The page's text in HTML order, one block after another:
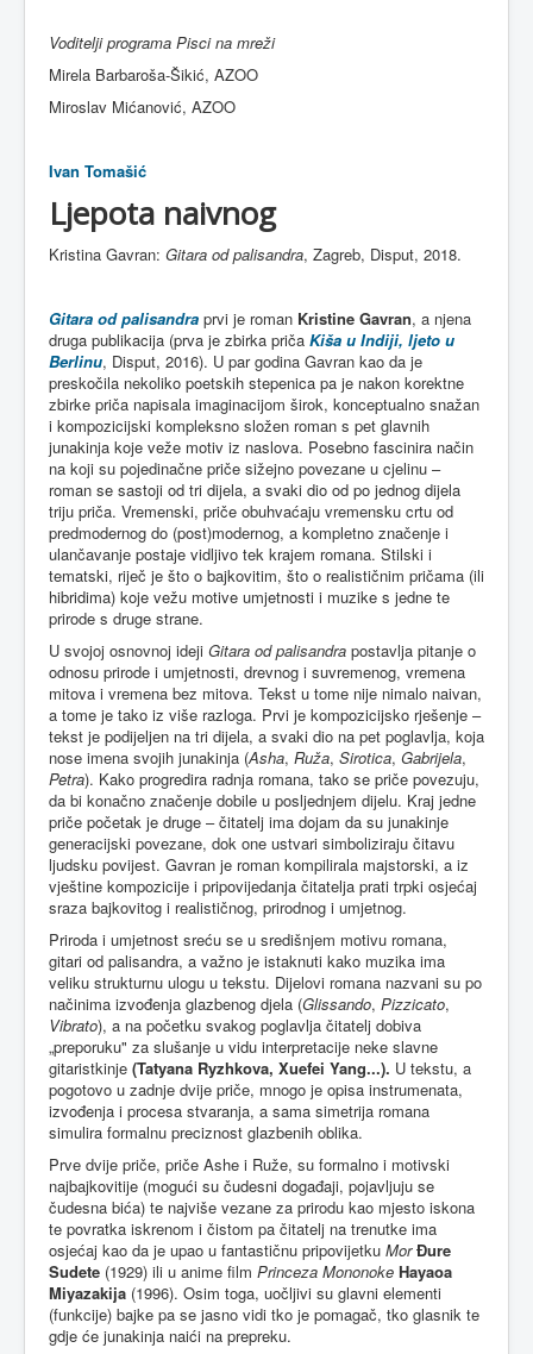
Voditelji programa Pisci na mreži
Mirela Barbaroša-Šikić, AZOO
Miroslav Mićanović, AZOO
Ivan Tomašić
Ljepota naivnog
Kristina Gavran: Gitara od palisandra, Zagreb, Disput, 2018.
Gitara od palisandra prvi je roman Kristine Gavran, a njena
druga publikacija (prva je zbirka priča Kiša u Indiji, ljeto u
Berlinu, Disput, 2016). U par godina Gavran kao da je
preskočila nekoliko poetskih stepenica pa je nakon korektne
zbirke priča napisala imaginacijom širok, konceptualno snažan
i kompozicijski kompleksno složen roman s pet glavnih
junakinja koje veže motiv iz naslova. Posebno fascinira način
na koji su pojedinačne priče sižejno povezane u cjelinu –
roman se sastoji od tri dijela, a svaki dio od po jednog dijela
triju priča. Vremenski, priče obuhvaćaju vremensku crtu od
predmodernog do (post)modernog, a kompletno značenje i
ulančavanje postaje vidljivo tek krajem romana. Stilski i
tematski, riječ je što o bajkovitim, što o realističnim pričama (ili
hibridima) koje vežu motive umjetnosti i muzike s jedne te
prirode s druge strane.
U svojoj osnovnoj ideji Gitara od palisandra postavlja pitanje o
odnosu prirode i umjetnosti, drevnog i suvremenog, vremena
mitova i vremena bez mitova. Tekst u tome nije nimalo naivan,
a tome je tako iz više razloga. Prvi je kompozicijsko rješenje –
tekst je podijeljen na tri dijela, a svaki dio na pet poglavlja, koja
nose imena svojih junakinja (Asha, Ruža, Sirotica, Gabrijela,
Petra). Kako progredira radnja romana, tako se priče povezuju,
da bi konačno značenje dobile u posljednjem dijelu. Kraj jedne
priče početak je druge – čitatelj ima dojam da su junakinje
generacijski povezane, dok one ustvari simboliziraju čitavu
ljudsku povijest. Gavran je roman kompilirala majstorski, a iz
vještine kompozicije i pripovijedanja čitatelja prati trpki osjećaj
sraza bajkovitog i realističnog, prirodnog i umjetnog.
Priroda i umjetnost sreću se u središnjem motivu romana,
gitari od palisandra, a važno je istaknuti kako muzika ima
veliku strukturnu ulogu u tekstu. Dijelovi romana nazvani su po
načinima izvođenja glazbenog djela (Glissando, Pizzicato,
Vibrato), a na početku svakog poglavlja čitatelj dobiva
„preporuku" za slušanje u vidu interpretacije neke slavne
gitaristkinje (Tatyana Ryzhkova, Xuefei Yang...). U tekstu, a
pogotovo u zadnje dvije priče, mnogo je opisa instrumenata,
izvođenja i procesa stvaranja, a sama simetrija romana
simulira formalnu preciznost glazbenih oblika.
Prve dvije priče, priče Ashe i Ruže, su formalno i motivski
najbajkovitije (mogući su čudesni događaji, pojavljuju se
čudesna bića) te najviše vezane za prirodu kao mjesto iskona
te povratka iskrenom i čistom pa čitatelj na trenutke ima
osjećaj kao da je upao u fantastičnu pripovijetku Mor Đure
Sudete (1929) ili u anime film Princeza Mononoke Hayaoa
Miyazakija (1996). Osim toga, uočljivi su glavni elementi
(funkcije) bajke pa se jasno vidi tko je pomagač, tko glasnik te
gdje će junakinja naići na prepreku.